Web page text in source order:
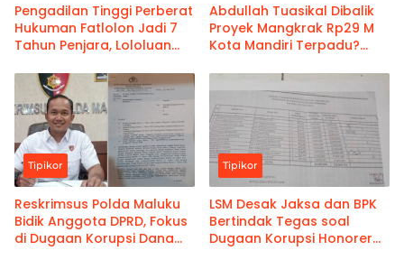
Pengadilan Tinggi Perberat
Hukuman Fatlolon Jadi 7
Tahun Penjara, Lololuan
8 Tahun
Abdullah Tuasikal Dibalik
Proyek Mangkrak Rp29 M
Kota Mandiri Terpadu?
Tipikor
Reskrimsus Polda Maluku
Bidik Anggota DPRD, Fokus
di Dugaan Korupsi Dana
Tipikor
LSM Desak Jaksa dan BPK
Bertindak Tegas soal
Dugaan Korupsi Honorer